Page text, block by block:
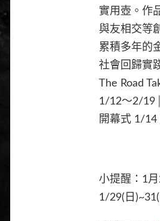
實用壺。作
與友相交等
累積多年的
社會回歸實
The Road
1/12～2/
開幕式 1/14
小提醒：1
1/29(日